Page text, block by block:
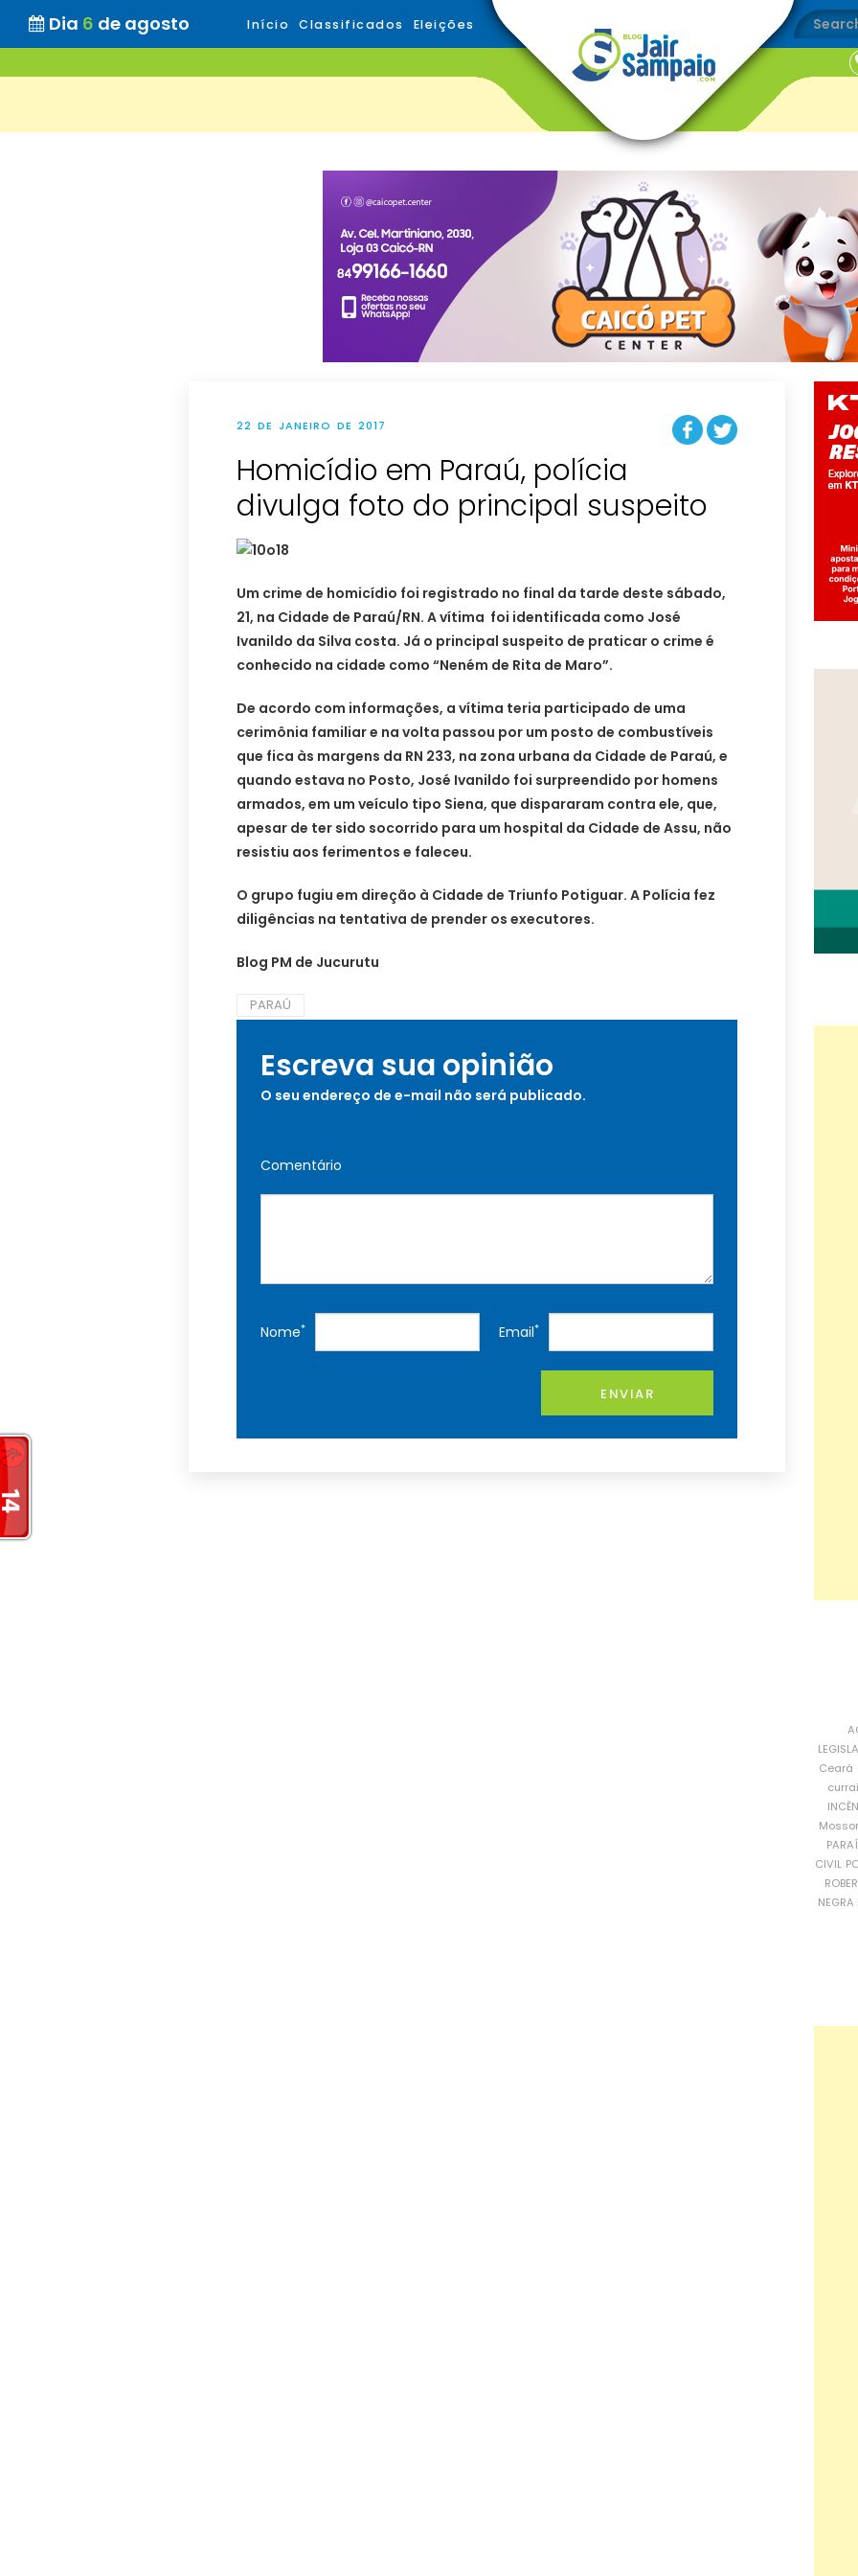
Dia 6 de agosto Início Classificados Eleições
22 DE JANEIRO DE 2017
Homicídio em Paraú, polícia
divulga foto do principal suspeito
Um crime de homicídio foi registrado no final da tarde deste sábado,
21, na Cidade de Paraú/RN. A vítima foi identificada como José
Ivanildo da Silva costa. Já o principal suspeito de praticar o crime é
conhecido na cidade como “Neném de Rita de Maro”.
De acordo com informações, a vítima teria participado de uma
cerimônia familiar e na volta passou por um posto de combustíveis
que fica às margens da RN 233, na zona urbana da Cidade de Paraú, e
quando estava no Posto, José Ivanildo foi surpreendido por homens
armados, em um veículo tipo Siena, que dispararam contra ele, que,
apesar de ter sido socorrido para um hospital da Cidade de Assu, não
resistiu aos ferimentos e faleceu.
O grupo fugiu em direção à Cidade de Triunfo Potiguar. A Polícia fez
diligências na tentativa de prender os executores.
Blog PM de Jucurutu
PARAÚ
Escreva sua opinião
O seu endereço de e-mail não será publicado.
Comentário
Nome* Email*
ENVIAR
Ceará
CIVIL
NEGRA